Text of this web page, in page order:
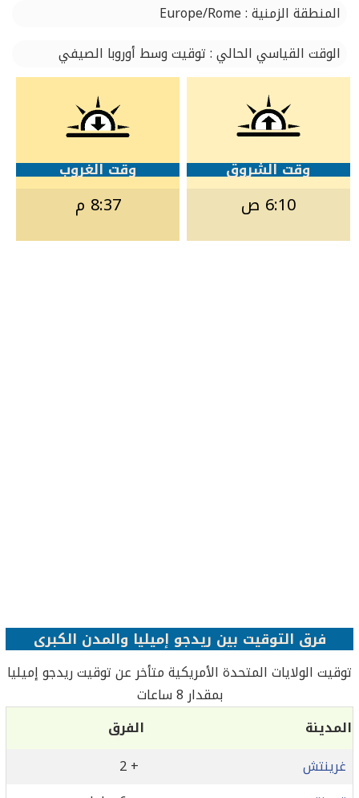
المنطقة الزمنية : Europe/Rome
الوقت القياسي الحالي : توقيت وسط أوروبا الصيفي
وقت الشروق
6:10 ص
وقت الغروب
8:37 م
فرق التوقيت بين ريدجو إميليا والمدن الكبرى
توقيت الولايات المتحدة الأمريكية متأخر عن توقيت ريدجو إميليا
بمقدار 8 ساعات
المدينة
الفرق
غرينتش
+ 2